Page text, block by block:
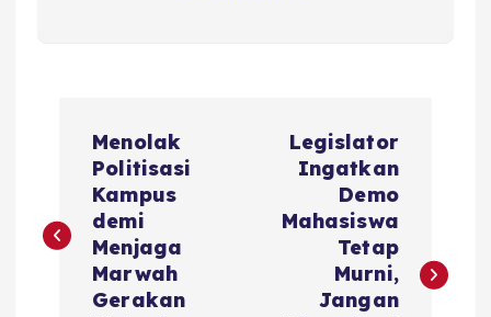
s
Menolak
Politisasi
Kampus
demi
Menjaga
Marwah
Gerakan
Legislator
Ingatkan
Demo
Mahasiswa
Tetap
Murni,
Jangan